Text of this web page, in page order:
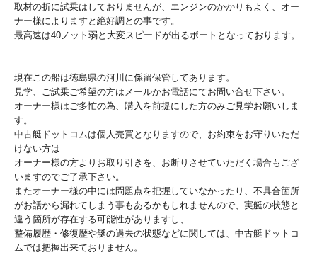
取材の折に試乗はしておりませんが、エンジンのかかりもよく、オー
ナー様によりますと絶好調との事です。
最高速は40ノット弱と大変スピードが出るボートとなっております。
現在この船は徳島県の河川に係留保管してあります。
見学、ご試乗ご希望の方はメールかお電話にてお問い合せ下さい。
オーナー様はご多忙の為、購入を前提にした方のみご見学お願いしま
す。
中古艇ドットコムは個人売買となりますので、お約束をお守りいただ
けない方は
オーナー様の方よりお取り引きを、お断りさせていただく場合もござ
いますのでご了承下さい。
またオーナー様の中には問題点を把握していなかったり、不具合箇所
がお話から漏れてしまう事もあるかもしれませんので、実艇の状態と
違う箇所が存在する可能性がありますし、
整備履歴・修復歴や艇の過去の状態などに関しては、中古艇ドットコ
ムでは把握出来ておりません。